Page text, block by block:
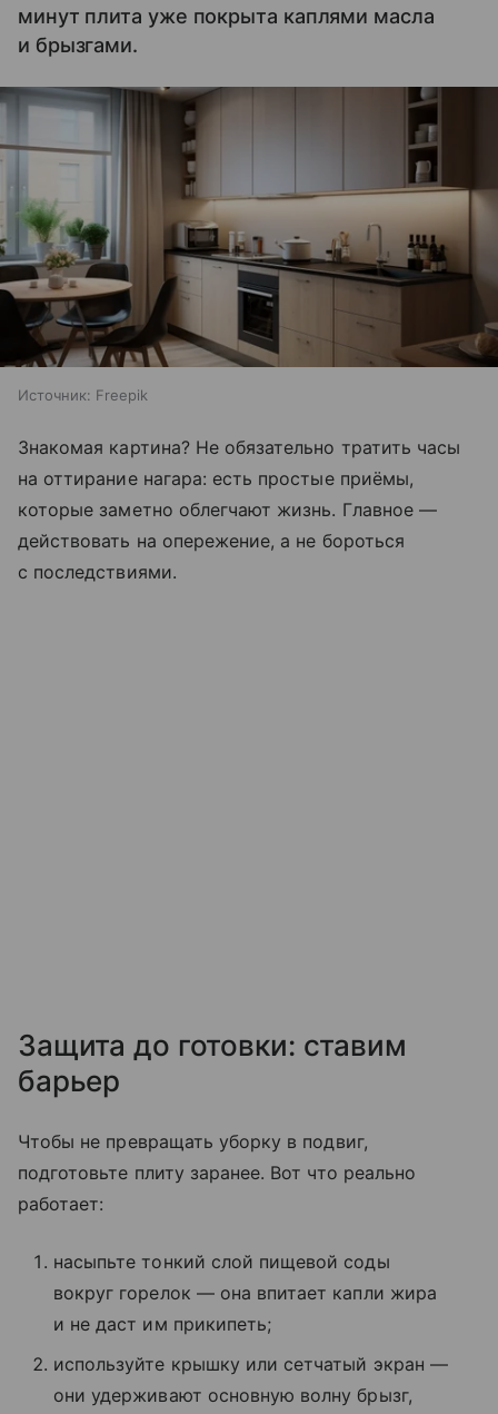
минут плита уже покрыта каплями масла
и брызгами.
Источник: Freepik
Знакомая картина? Не обязательно тратить часы
на оттирание нагара: есть простые приёмы,
которые заметно облегчают жизнь. Главное —
действовать на опережение, а не бороться
с последствиями.
Защита до готовки: ставим
барьер
Чтобы не превращать уборку в подвиг,
подготовьте плиту заранее. Вот что реально
работает:
насыпьте тонкий слой пищевой соды
вокруг горелок — она впитает капли жира
и не даст им прикипеть;
используйте крышку или сетчатый экран —
они удерживают основную волну брызг,